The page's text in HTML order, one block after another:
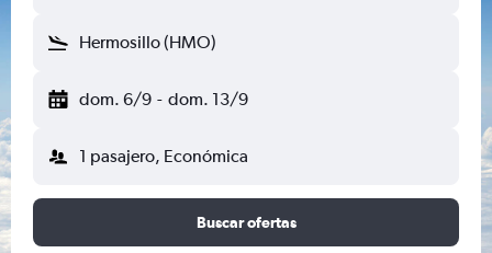
Hermosillo (HMO)
dom. 6/9 - dom. 13/9
1 pasajero, Económica
Buscar ofertas